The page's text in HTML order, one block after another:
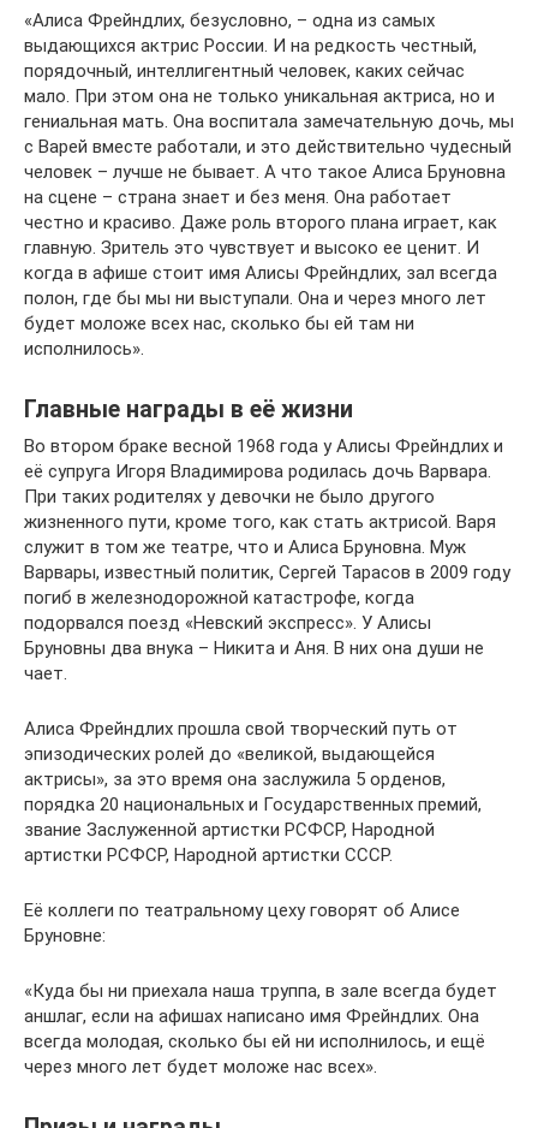
«Алиса Фрейндлих, без­условно, – одна из самых
выдающихся актрис России. И на редкость честный,
порядочный, интеллигентный человек, каких сейчас
мало. При этом она не только уникальная актриса, но и
гениальная мать. Она воспитала замечательную дочь, мы
с Варей вместе работали, и это действительно чудесный
человек – лучше не бывает. А что такое Алиса Бруновна
на сцене – страна знает и без меня. Она работает
честно и красиво. Даже роль второго плана играет, как
главную. Зритель это чувствует и высоко ее ценит. И
когда в афише стоит имя Алисы Фрейндлих, зал всегда
полон, где бы мы ни выступали. Она и через много лет
будет моложе всех нас, сколько бы ей там ни
исполнилось».
Главные награды в её жизни
Во втором браке весной 1968 года у Алисы Фрейндлих и
её супруга Игоря Владимирова родилась дочь Варвара.
При таких родителях у девочки не было другого
жизненного пути, кроме того, как стать актрисой. Варя
служит в том же театре, что и Алиса Бруновна. Муж
Варвары, известный политик, Сергей Тарасов в 2009 году
погиб в железнодорожной катастрофе, когда
подорвался поезд «Невский экспресс». У Алисы
Бруновны два внука – Никита и Аня. В них она души не
чает.
Алиса Фрейндлих прошла свой творческий путь от
эпизодических ролей до «великой, выдающейся
актрисы», за это время она заслужила 5 орденов,
порядка 20 национальных и Государственных премий,
звание Заслуженной артистки РСФСР, Народной
артистки РСФСР, Народной артистки СССР.
Её коллеги по театральному цеху говорят об Алисе
Бруновне:
«Куда бы ни приехала наша труппа, в зале всегда будет
аншлаг, если на афишах написано имя Фрейндлих. Она
всегда молодая, сколько бы ей ни исполнилось, и ещё
через много лет будет моложе нас всех».